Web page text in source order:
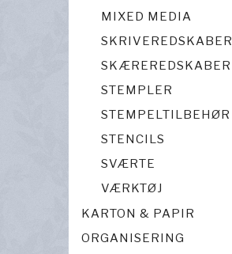
MIXED MEDIA
SKRIVEREDSKABER
SKÆREREDSKABER
STEMPLER
STEMPELTILBEHØR
STENCILS
SVÆRTE
VÆRKTØJ
KARTON & PAPIR
ORGANISERING